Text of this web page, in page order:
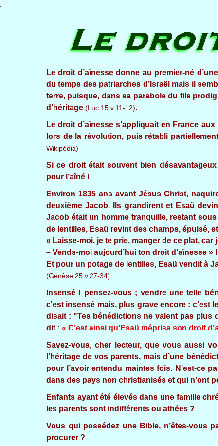
.
Le droit d’aînesse donne au premier-né
du temps des patriarches d’Israël mais il
terre, puisque, dans sa parabole du fils
d’héritage (Luc 15 v.11-12).
Le droit d’aînesse s’appliquait en France
lors de la révolution, puis rétabli
Wikipédia)
Si ce droit était souvent bien
pour l’aîné !
Environ 1835 ans avant Jésus Christ,
deuxième Jacob. Ils grandirent et Esaü
Jacob était un homme tranquille, restant
de lentilles, Esaü revint des champs, épuisé,
« Laisse-moi, je te prie, manger de ce plat, car
– Vends-moi aujourd’hui ton droit d’aînesse
Et pour un potage de lentilles, Esaü vendit à
(Genèse 25 v.27-34)
Insensé ! pensez-vous ; vendre une telle
c'est insensé mais, plus grave encore : c’est
disait : "Tes bénédictions ne valent pas plus
dit : « C’est ainsi qu’Esaü méprisa son droit
Savez-vous, cher lecteur, que vous aussi
l’héritage de vos parents, mais d’une
pour l’avoir entendu maintes fois. N’est-ce
dans des pays non christianisés et qui n’ont
Enfants ayant été élevés dans une famille
les parents sont indifférents ou athées ?
Vous qui possédez une Bible, n’êtes-vous
procurer ?